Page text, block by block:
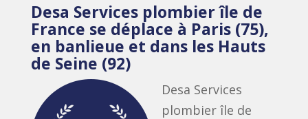
Desa Services plombier île de
France se déplace à Paris (75),
en banlieue et dans les Hauts
de Seine (92)
Desa Services
plombier île de